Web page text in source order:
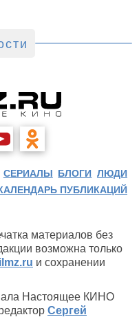
СЕРИАЛЫ БЛОГИ ЛЮДИ
ПУБЛИКАЦИЙ
материалов без
возможна только
и сохранении
Настоящее КИНО
Сергей